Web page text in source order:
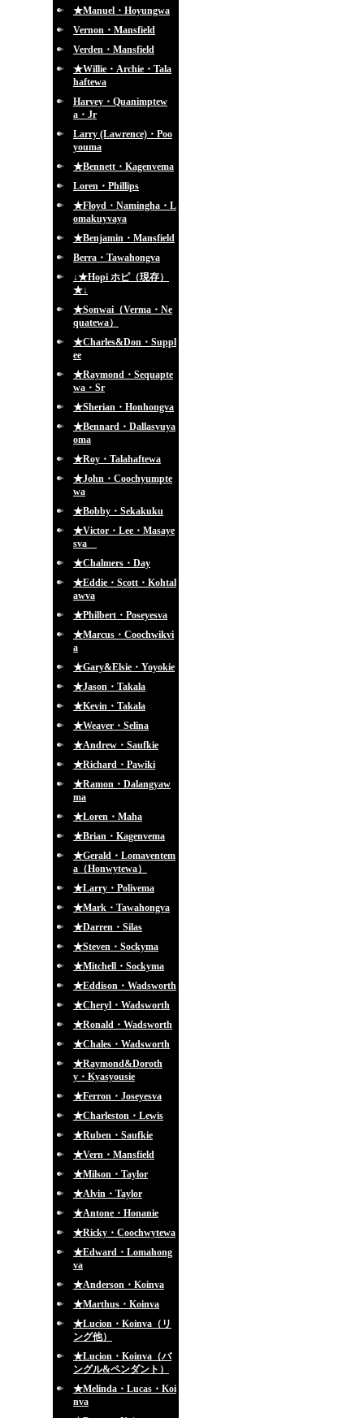
★Manuel・Hoyungwa
Vernon・Mansfield
Verden・Mansfield
★Willie・Archie・Tala
haftewa
Harvey・Quanimptew
a・Jr
Larry (Lawrence)・Poo
youma
★Bennett・Kagenvema
Loren・Phillips
★Floyd・Namingha・L
omakuyvaya
★Benjamin・Mansfield
Berra・Tawahongva
↓★Hopi ホピ（現存）
★↓
★Sonwai（Verma・Ne
quatewa）
★Charles&Don・Suppl
ee
★Raymond・Sequapte
wa・Sr
★Sherian・Honhongva
★Bennard・Dallasvuya
oma
★Roy・Talahaftewa
★John・Coochyumpte
wa
★Bobby・Sekakuku
★Victor・Lee・Masaye
sva
★Chalmers・Day
★Eddie・Scott・Kohtal
awva
★Philbert・Poseyesva
★Marcus・Coochwikvi
a
★Gary&Elsie・Yoyokie
★Jason・Takala
★Kevin・Takala
★Weaver・Selina
★Andrew・Saufkie
★Richard・Pawiki
★Ramon・Dalangyaw
ma
★Loren・Maha
★Brian・Kagenvema
★Gerald・Lomaventem
a（Honwytewa）
★Larry・Polivema
★Mark・Tawahongva
★Darren・Silas
★Steven・Sockyma
★Mitchell・Sockyma
★Eddison・Wadsworth
★Cheryl・Wadsworth
★Ronald・Wadsworth
★Chales・Wadsworth
★Raymond&Doroth
y・Kyasyousie
★Ferron・Joseyesva
★Charleston・Lewis
★Ruben・Saufkie
★Vern・Mansfield
★Milson・Taylor
★Alvin・Taylor
★Antone・Honanie
★Ricky・Coochwytewa
★Edward・Lomahong
va
★Anderson・Koinva
★Marthus・Koinva
★Lucion・Koinva（リ
ング他）
★Lucion・Koinva（バ
ングル&ペンダント）
★Melinda・Lucas・Koi
nva